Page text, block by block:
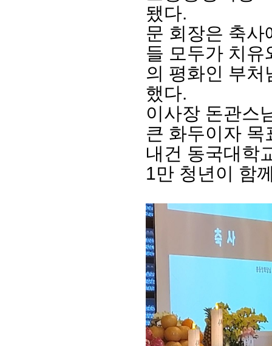
이사장 인사말
임원 현황
연혁·사업실적
역대 이사장
결산 공시
총동창
모교 소
지부·
언론에
포토뉴
영상갤
됐다.
문 회장은 축
들 모두가 치유
의 평화인 부처
했다.
이사장 돈관스
큰 화두이자 목
내건 동국대학
1만 청년이 함